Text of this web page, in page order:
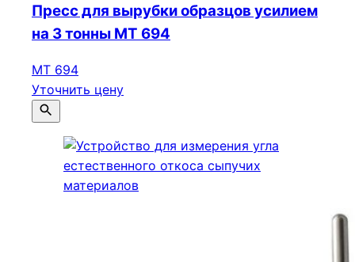
Пресс для вырубки образцов усилием
на 3 тонны МТ 694
МТ 694
Уточнить цену